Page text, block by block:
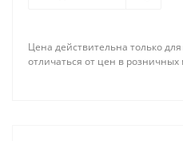
Цена действительна только
отличаться от цен в розничных